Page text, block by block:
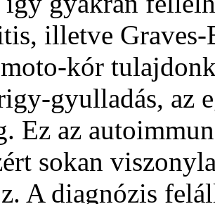
illetve Graves-
kór
gyulladás, az
Ez az
sokan
A diagnózis